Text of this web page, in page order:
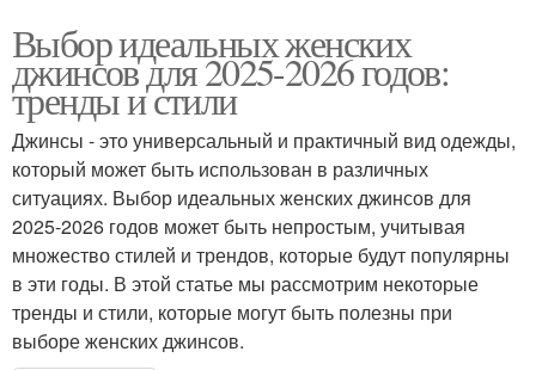
Выбор идеальных женских
джинсов для 2025-2026 годов:
тренды и стили
Джинсы - это универсальный и практичный вид одежды,
который может быть использован в различных
ситуациях. Выбор идеальных женских джинсов для
2025-2026 годов может быть непростым, учитывая
множество стилей и трендов, которые будут популярны
в эти годы. В этой статье мы рассмотрим некоторые
тренды и стили, которые могут быть полезны при
выборе женских джинсов.